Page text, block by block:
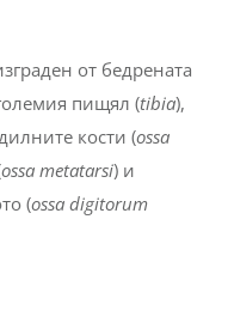
от бедрената
пищял (tibia),
кости (ossa
ossa metatarsi) и
(ossa digitorum